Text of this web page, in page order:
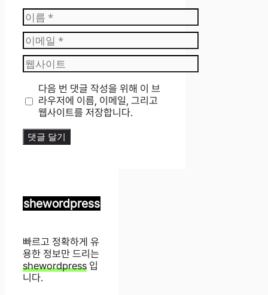
이
름
이
메
일
웹
사
트
다음 번 댓글 작성을 위해 이 브
라우저에 이름, 이메일, 그리고
웹사이트를 저장합니다.
shewordpress
빠르고 정확하게 유
용한 정보만 드리는
shewordpress 입
니다.